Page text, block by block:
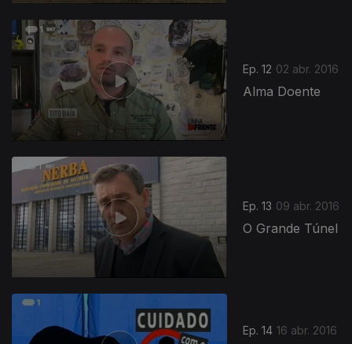
Ep. 12 02 abr. 2016
Alma Doente
Ep. 13 09 abr. 2016
O Grande Túnel
Ep. 14 16 abr. 2016